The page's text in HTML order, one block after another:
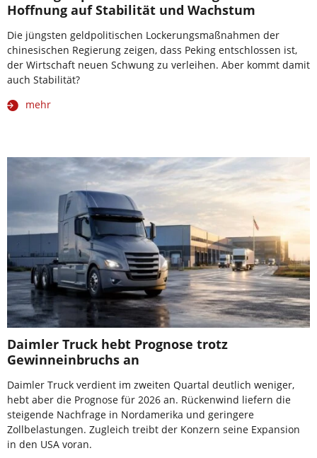
Hoffnung auf Stabilität und Wachstum
Die jüngsten geldpolitischen Lockerungsmaßnahmen der
chinesischen Regierung zeigen, dass Peking entschlossen ist,
der Wirtschaft neuen Schwung zu verleihen. Aber kommt damit
auch Stabilität?
mehr
Daimler Truck hebt Prognose trotz
Gewinneinbruchs an
Daimler Truck verdient im zweiten Quartal deutlich weniger,
hebt aber die Prognose für 2026 an. Rückenwind liefern die
steigende Nachfrage in Nordamerika und geringere
Zollbelastungen. Zugleich treibt der Konzern seine Expansion
in den USA voran.